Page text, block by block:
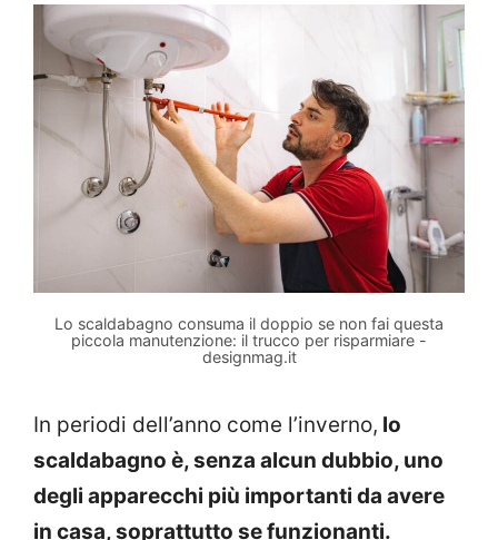
Lo scaldabagno consuma il doppio se non fai questa
piccola manutenzione: il trucco per risparmiare -
designmag.it
In periodi dell’anno come l’inverno, lo
scaldabagno è, senza alcun dubbio, uno
degli apparecchi più importanti da avere
in casa, soprattutto se funzionanti.